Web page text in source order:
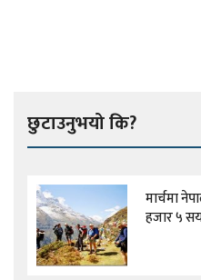
छुटाउनुभयो कि?
मार्चमा
हजार ५